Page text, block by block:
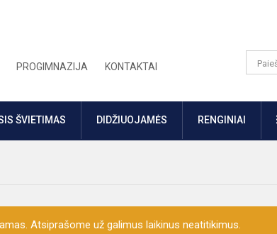
PROGIMNAZIJA KONTAKTAI
ŠVIETIMAS DIDŽIUOJAMĖS RENGINIAI
Atsiprašome už galimus laikinus neatitikimus.